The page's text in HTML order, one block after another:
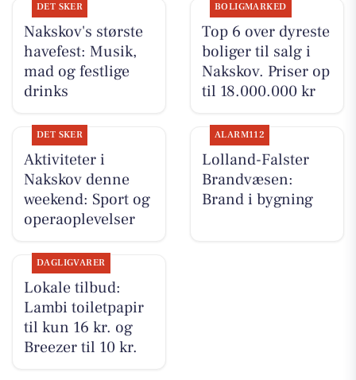
DET SKER
Nakskov's største
havefest: Musik,
mad og festlige
drinks
BOLIGMARKED
Top 6 over dyreste
boliger til salg i
Nakskov. Priser op
til 18.000.000 kr
DET SKER
Aktiviteter i
Nakskov denne
weekend: Sport og
operaoplevelser
ALARM112
Lolland-Falster
Brandvæsen:
Brand i bygning
DAGLIGVARER
Lokale tilbud:
Lambi toiletpapir
til kun 16 kr. og
Breezer til 10 kr.